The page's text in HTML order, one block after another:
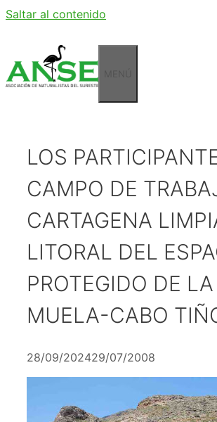
Saltar al contenido
LOS
CAMPO DE
CARTAGENA
LITORAL DEL
PROTEGIDO DE LA
MUELA-CABO
28/09/202429/07/2008